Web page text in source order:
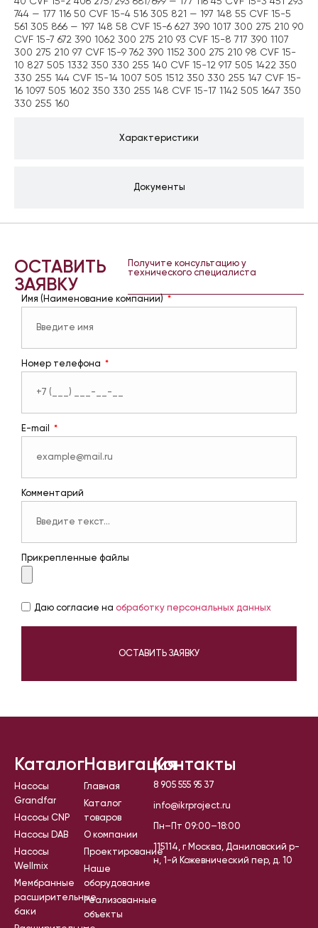
Характеристики
Документы
744 — 177 116 50 CVF 15-4 516 305 821 — 197 148 55 CVF 15-5
561 305 866 — 197 148 58 CVF 15-6 627 390 1017 300 275 210 90
CVF 15-7 672 390 1062 300 275 210 93 CVF 15-8 717 390 1107
300 275 210 97 CVF 15-9 762 390 1152 300 275 210 98 CVF 15-
10 827 505 1332 350 330 255 140 CVF 15-12 917 505 1422 350
330 255 144 CVF 15-14 1007 505 1512 350 330 255 147 CVF 15-
16 1097 505 1602 350 330 255 148 CVF 15-17 1142 505 1647 350
330 255 160
ОСТАВИТЬ
ЗАЯВКУ
Получите консультацию у
технического специалиста
Имя (Наименование компании)
Номер телефона
E-mail
Комментарий
Прикрепленные файлы
Даю согласие на обработку персональных данных
ОСТАВИТЬ ЗАЯВКУ
Каталог
Насосы
Grandfar
Насосы CNP
Насосы DAB
Насосы
Wellmix
Мембранные
расширительные
баки
Навигация
Главная
Каталог
товаров
О компании
Проектирование
Наше
оборудование
Реализованные
объекты
Контакты
8 905 555 95 37
info@ikrproject.ru
Пн–Пт 09:00–18:00
115114, г Москва, Даниловский р-
н, 1-й Кожевнический пер, д. 10